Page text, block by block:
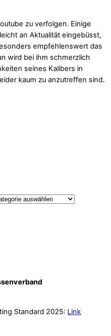
zu verfolgen. Einige
an Aktualität eingebüsst,
empfehlenswert das
wird bei ihm schmerzlich
seines Kalibers in
kaum zu anzutreffen sind.
Standard 2025: Link